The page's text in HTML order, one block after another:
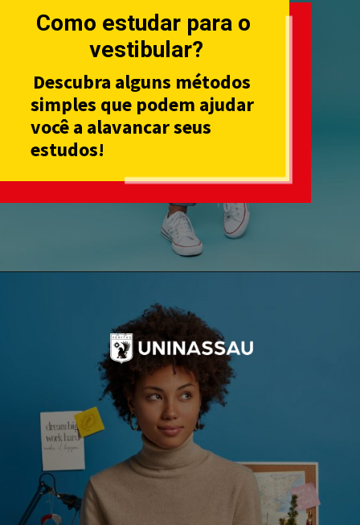
Descubra alguns métodos
simples que podem ajudar
você a alavancar seus
estudos!
Como estudar para o
vestibular?